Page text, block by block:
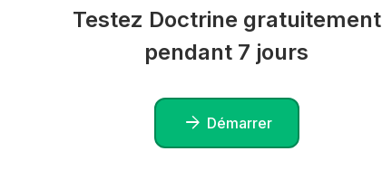
Testez Doctrine gratuitement
pendant 7 jours
Démarrer